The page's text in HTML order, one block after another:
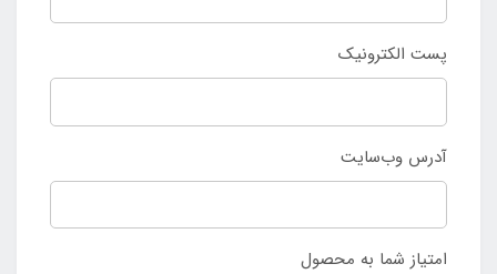
پست الکترونیک
آدرس وب‌سایت
امتیاز شما به محصول